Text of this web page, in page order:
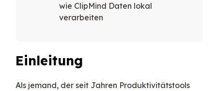
wie ClipMind Daten lokal
verarbeiten
Einleitung
Als jemand, der seit Jahren Produktivitätstools